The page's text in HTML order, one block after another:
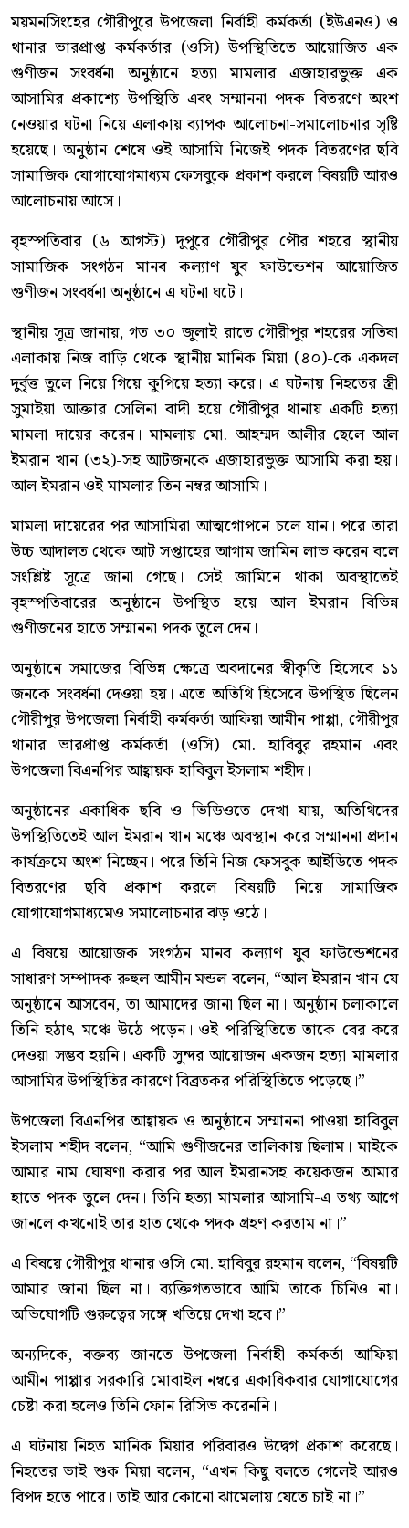
ময়মনসিংহের গৌরীপুরে উপজেলা নির্বাহী কর্মকর্তা (ইউএনও) ও
থানার ভারপ্রাপ্ত কর্মকর্তার (ওসি) উপস্থিতিতে আয়োজিত এক
গুণীজন সংবর্ধনা অনুষ্ঠানে হত্যা মামলার এজাহারভুক্ত এক
আসামির প্রকাশ্যে উপস্থিতি এবং সম্মাননা পদক বিতরণে অংশ
নেওয়ার ঘটনা নিয়ে এলাকায় ব্যাপক আলোচনা-সমালোচনার সৃষ্টি
হয়েছে। অনুষ্ঠান শেষে ওই আসামি নিজেই পদক বিতরণের ছবি
সামাজিক যোগাযোগমাধ্যম ফেসবুকে প্রকাশ করলে বিষয়টি আরও
আলোচনায় আসে।
বৃহস্পতিবার (৬ আগস্ট) দুপুরে গৌরীপুর পৌর শহরে স্থানীয়
সামাজিক সংগঠন মানব কল্যাণ যুব ফাউন্ডেশন আয়োজিত
গুণীজন সংবর্ধনা অনুষ্ঠানে এ ঘটনা ঘটে।
স্থানীয় সূত্র জানায়, গত ৩০ জুলাই রাতে গৌরীপুর শহরের সতিষা
এলাকায় নিজ বাড়ি থেকে স্থানীয় মানিক মিয়া (৪০)-কে একদল
দুর্বৃত্ত তুলে নিয়ে গিয়ে কুপিয়ে হত্যা করে। এ ঘটনায় নিহতের স্ত্রী
সুমাইয়া আক্তার সেলিনা বাদী হয়ে গৌরীপুর থানায় একটি হত্যা
মামলা দায়ের করেন। মামলায় মো. আহম্মদ আলীর ছেলে আল
ইমরান খান (৩২)-সহ আটজনকে এজাহারভুক্ত আসামি করা হয়।
আল ইমরান ওই মামলার তিন নম্বর আসামি।
মামলা দায়েরের পর আসামিরা আত্মগোপনে চলে যান। পরে তারা
উচ্চ আদালত থেকে আট সপ্তাহের আগাম জামিন লাভ করেন বলে
সংশ্লিষ্ট সূত্রে জানা গেছে। সেই জামিনে থাকা অবস্থাতেই
বৃহস্পতিবারের অনুষ্ঠানে উপস্থিত হয়ে আল ইমরান বিভিন্ন
গুণীজনের হাতে সম্মাননা পদক তুলে দেন।
অনুষ্ঠানে সমাজের বিভিন্ন ক্ষেত্রে অবদানের স্বীকৃতি হিসেবে ১১
জনকে সংবর্ধনা দেওয়া হয়। এতে অতিথি হিসেবে উপস্থিত ছিলেন
গৌরীপুর উপজেলা নির্বাহী কর্মকর্তা আফিয়া আমীন পাপ্পা, গৌরীপুর
থানার ভারপ্রাপ্ত কর্মকর্তা (ওসি) মো. হাবিবুর রহমান এবং
উপজেলা বিএনপির আহ্বায়ক হাবিবুল ইসলাম শহীদ।
অনুষ্ঠানের একাধিক ছবি ও ভিডিওতে দেখা যায়, অতিথিদের
উপস্থিতিতেই আল ইমরান খান মঞ্চে অবস্থান করে সম্মাননা প্রদান
কার্যক্রমে অংশ নিচ্ছেন। পরে তিনি নিজ ফেসবুক আইডিতে পদক
বিতরণের ছবি প্রকাশ করলে বিষয়টি নিয়ে সামাজিক
যোগাযোগমাধ্যমেও সমালোচনার ঝড় ওঠে।
এ বিষয়ে আয়োজক সংগঠন মানব কল্যাণ যুব ফাউন্ডেশনের
সাধারণ সম্পাদক রুহুল আমীন মন্ডল বলেন, “আল ইমরান খান যে
অনুষ্ঠানে আসবেন, তা আমাদের জানা ছিল না। অনুষ্ঠান চলাকালে
তিনি হঠাৎ মঞ্চে উঠে পড়েন। ওই পরিস্থিতিতে তাকে বের করে
দেওয়া সম্ভব হয়নি। একটি সুন্দর আয়োজন একজন হত্যা মামলার
আসামির উপস্থিতির কারণে বিব্রতকর পরিস্থিতিতে পড়েছে।”
উপজেলা বিএনপির আহ্বায়ক ও অনুষ্ঠানে সম্মাননা পাওয়া হাবিবুল
ইসলাম শহীদ বলেন, “আমি গুণীজনের তালিকায় ছিলাম। মাইকে
আমার নাম ঘোষণা করার পর আল ইমরানসহ কয়েকজন আমার
হাতে পদক তুলে দেন। তিনি হত্যা মামলার আসামি-এ তথ্য আগে
জানলে কখনোই তার হাত থেকে পদক গ্রহণ করতাম না।”
এ বিষয়ে গৌরীপুর থানার ওসি মো. হাবিবুর রহমান বলেন, “বিষয়টি
আমার জানা ছিল না। ব্যক্তিগতভাবে আমি তাকে চিনিও না।
অভিযোগটি গুরুত্বের সঙ্গে খতিয়ে দেখা হবে।”
অন্যদিকে, বক্তব্য জানতে উপজেলা নির্বাহী কর্মকর্তা আফিয়া
আমীন পাপ্পার সরকারি মোবাইল নম্বরে একাধিকবার যোগাযোগের
চেষ্টা করা হলেও তিনি ফোন রিসিভ করেননি।
এ ঘটনায় নিহত মানিক মিয়ার পরিবারও উদ্বেগ প্রকাশ করেছে।
নিহতের ভাই শুক মিয়া বলেন, “এখন কিছু বলতে গেলেই আরও
বিপদ হতে পারে। তাই আর কোনো ঝামেলায় যেতে চাই না।”